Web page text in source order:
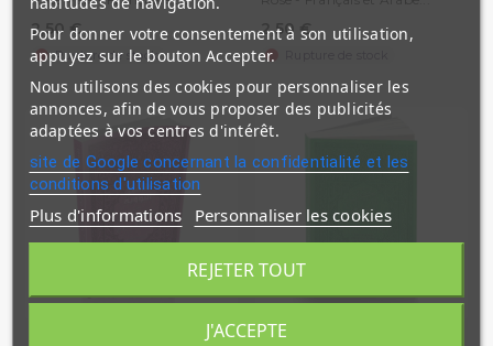
2,50 €
Rupture de stock
2,50 €
Les 40 Hadiths An-Nawawi -
Citadelle Du Musulman - Vert
Pour donner votre consentement à son utilisation,
appuyez sur le bouton Accepter.
Nous utilisons des cookies pour personnaliser les
annonces, afin de vous proposer des publicités
adaptées à vos centres d'intérêt.
site de Google concernant la confidentialité et les
conditions d'utilisation
Plus d'informations Personnaliser les cookies
REJETER TOUT
J'ACCEPTE